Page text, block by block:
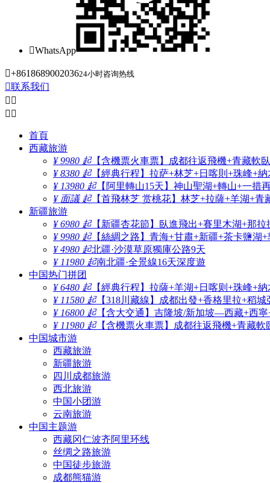
WhatsApp
+861868900203624小时咨询热线
联系我们
 
 
首頁
西藏旅游
¥ 9980 起【含機票火車票】成都往返飛機+青藏軟
¥ 8380 起【經典行程】拉萨+林芝+日喀則+珠峰+納
¥ 13980 起【阿里轉山15天】神山聖湖+轉山+一措
¥ 面議 起【首飛林芝 赏桃花】林芝+拉薩+羊湖+青
新疆旅游
¥ 6980 起【新疆杏花節】臥進飛出+賽里木湖+那
¥ 9980 起【絲綢之路】青海+甘肅+新疆+茶卡鹽湖
¥ 4980 起北疆·沙漠草原獨庫公路9天
¥ 11980 起南北疆·全景線16天深度遊
中国热门拼团
¥ 6480 起【經典行程】拉薩+羊湖+日喀则+珠峰+
¥ 11580 起【318川藏線】成都出發+香格里拉+稻
¥ 16800 起【含大交通】吉隆坡/新加坡—西藏+西寧
¥ 11980 起【含機票火車票】成都往返飛機+青藏
中国城市游
西藏旅游
新疆旅游
四川成都旅游
西北旅游
中国小团游
云南旅游
中国主题游
西藏冈仁波齐阿里环线
丝绸之路旅游
中国徒步旅游
成都熊猫游